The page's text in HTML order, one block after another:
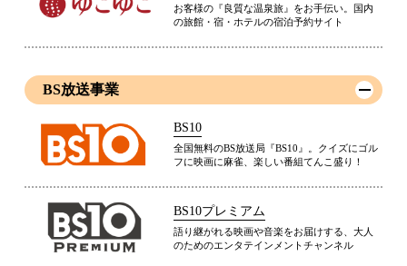
お客様の『良質な温泉旅』をお手伝い。国内
の旅館・宿・ホテルの宿泊予約サイト
BS放送事業
BS10
全国無料のBS放送局『BS10』。クイズにゴル
フに映画に麻雀、楽しい番組てんこ盛り！
BS10プレミアム
語り継がれる映画や音楽をお届けする、大人
のためのエンタテインメントチャンネル